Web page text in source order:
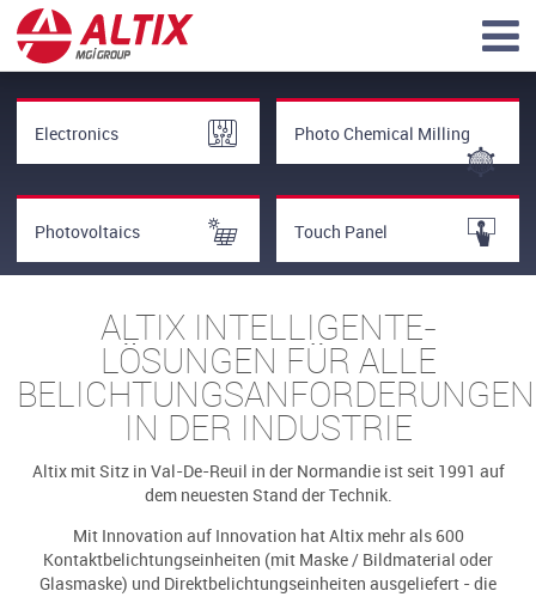
Electronics Photo Chemical Milling
Photovoltaics Touch Panel
ALTIX INTELLIGENTE-
LÖSUNGEN FÜR ALLE
BELICHTUNGSANFORDERUNGEN
IN DER INDUSTRIE
Altix mit Sitz in Val-De-Reuil in der Normandie ist seit 1991 auf
dem neuesten Stand der Technik.
Mit Innovation auf Innovation hat Altix mehr als 600
Kontaktbelichtungseinheiten (mit Maske / Bildmaterial oder
Glasmaske) und Direktbelichtungseinheiten ausgeliefert - die